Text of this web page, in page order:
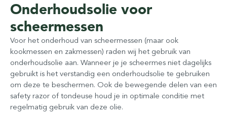
Onderhoudsolie voor
scheermessen
Voor het onderhoud van scheermessen (maar ook
kookmessen en zakmessen) raden wij het gebruik van
onderhoudsolie aan. Wanneer je je scheermes niet dagelijks
gebruikt is het verstandig een onderhoudsolie te gebruiken
om deze te beschermen. Ook de bewegende delen van een
safety razor of tondeuse houd je in optimale conditie met
regelmatig gebruik van deze olie.